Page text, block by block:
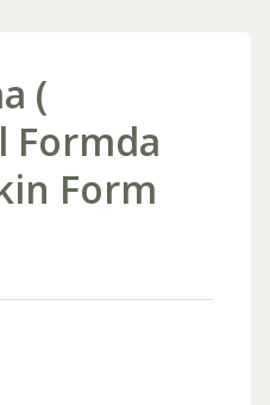
(
Formda
Form